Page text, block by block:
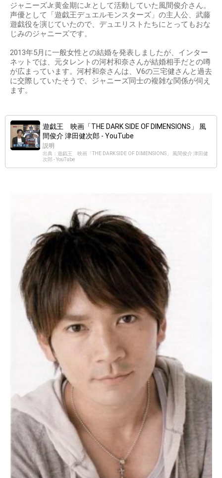
ジャニーズJr.黄金期にJr.として活動していた風間俊介さん。
声優として「遊戯王デュエルモンスターズ」の主人公、武藤
遊戯役を演じていたので、デュエリストたちにとってもおな
じみのジャニーズです。
2013年5月に一般女性との結婚を発表しましたが、インター
ネットでは、元タレントの河村和奈さんが結婚相手だとの噂
が広まっています。河村和奈さんは、V6の三宅健さんと過去
に交際していたそうで、ジャニーズ同士の複雑な関係が伺え
ます。
遊戯王 映画「THE DARK SIDE OF DIMENSIONS」 風
間俊介 津田健次郎 - YouTube
説明
出典：遊戯王 映画「THE DARK SIDE OF DIMENSIONS」 風間俊介 津田健
次郎 - YouTube